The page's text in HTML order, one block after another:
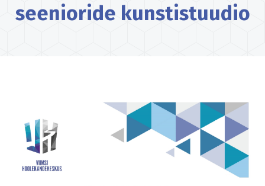
seenioride kunstistuudio